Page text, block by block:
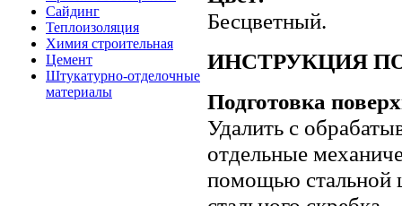
Сайдинг
Теплоизоляция
Химия строительная
Цемент
Штукатурно-отделочные
материалы
Бесцветный.
ИНСТРУКЦИЯ
Подготовка
Удалить с
отдельные
помощью стальной